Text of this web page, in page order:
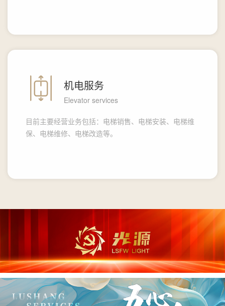
机电服务
Elevator services
目前主要经营业务包括：电梯销售、电梯安装、电梯维
保、电梯维修、电梯改造等。